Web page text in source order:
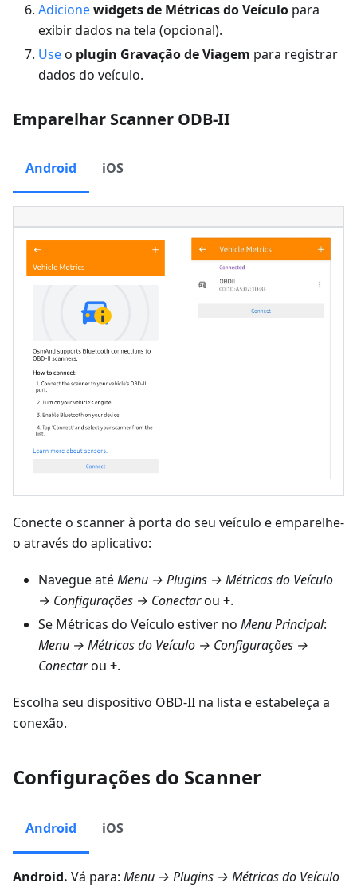
Adicionewidgets de Métricas do Veículo para
exibir dados na tela (opcional).
Useo plugin Gravação de Viagem para registrar
dados do veículo.
Emparelhar Scanner ODB-II
Android iOS
Conecte o scanner à porta do seu veículo e emparelhe-
o através do aplicativo:
Navegue atéMenu → Plugins → Métricas do Veículo
→ Configurações → Conectarou +.
Se Métricas do Veículo estiver no Menu Principal:
Menu → Métricas do Veículo → Configurações →
Conectarou +.
Escolha seu dispositivo OBD-II na lista e estabeleça a
conexão.
Configurações do Scanner
Android iOS
Android. Vá para: Menu → Plugins → Métricas do Veículo